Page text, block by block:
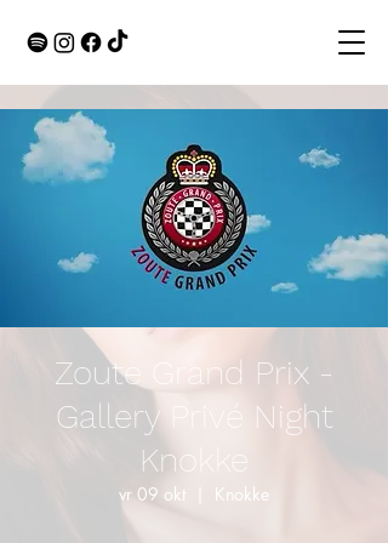
Zoute Grand Prix -
Gallery Privé Night
Knokke
vr 09 okt Knokke